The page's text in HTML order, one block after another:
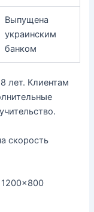
Выпущена
украинским
банком
лет. Клиентам
скорость